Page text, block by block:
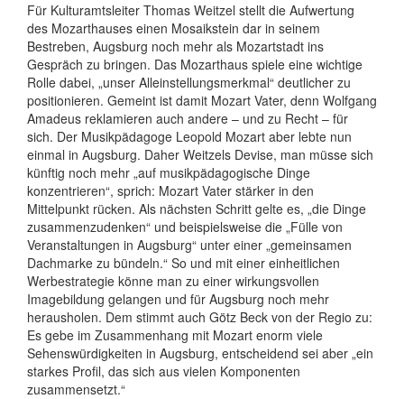
Für Kulturamtsleiter Thomas Weitzel stellt die Aufwertung
des Mozarthauses einen Mosaikstein dar in seinem
Bestreben, Augsburg noch mehr als Mozartstadt ins
Gespräch zu bringen. Das Mozarthaus spiele eine wichtige
Rolle dabei, „unser Alleinstellungsmerkmal“ deutlicher zu
positionieren. Gemeint ist damit Mozart Vater, denn Wolfgang
Amadeus reklamieren auch andere – und zu Recht – für
sich. Der Musikpädagoge Leopold Mozart aber lebte nun
einmal in Augsburg. Daher Weitzels Devise, man müsse sich
künftig noch mehr „auf musikpädagogische Dinge
konzentrieren“, sprich: Mozart Vater stärker in den
Mittelpunkt rücken. Als nächsten Schritt gelte es, „die Dinge
zusammenzudenken“ und beispielsweise die „Fülle von
Veranstaltungen in Augsburg“ unter einer „gemeinsamen
Dachmarke zu bündeln.“ So und mit einer einheitlichen
Werbestrategie könne man zu einer wirkungsvollen
Imagebildung gelangen und für Augsburg noch mehr
herausholen. Dem stimmt auch Götz Beck von der Regio zu:
Es gebe im Zusammenhang mit Mozart enorm viele
Sehenswürdigkeiten in Augsburg, entscheidend sei aber „ein
starkes Profil, das sich aus vielen Komponenten
zusammensetzt.“